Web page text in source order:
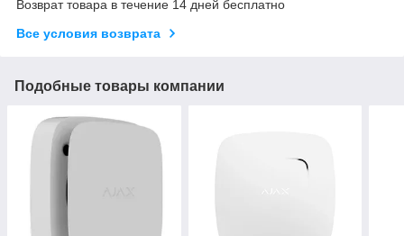
Возврат товара в течение 14 дней бесплатно
Все условия возврата
Подобные товары компании